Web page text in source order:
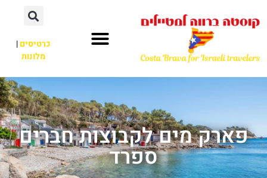
כרטיסים|
מלונות
פארק מים לקבוצות חברים
ספרד